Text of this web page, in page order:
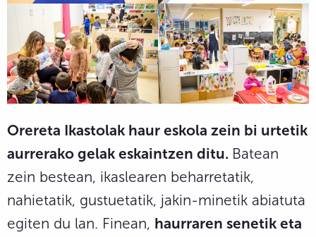
Orereta Ikastolak haur eskola zein bi urtetik
aurrerako gelak eskaintzen ditu. Batean
zein bestean, ikaslearen beharretatik,
nahietatik, gustuetatik, jakin-minetik abiatuta
egiten du lan. Finean, haurraren senetik eta